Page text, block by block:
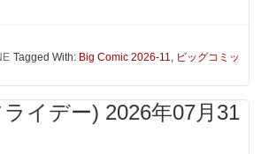
Tagged With: Big Comic 2026-11, ビッグコミッ
イデー) 2026年07月31